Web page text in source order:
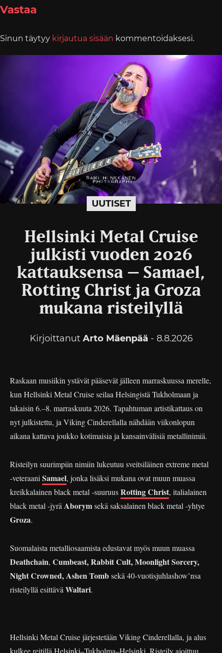
Vastaa
Sinun täytyy kirjautua sisään kommentoidaksesi.
UUTISET
Hellsinki Metal Cruise
julkisti vuoden 2026
kattauksensa – Samael,
Rotting Christ ja Groza
mukana risteilyllä
Kirjoittanut Arto Mäenpää - 8.8.2026
Raskaan musiikin ystävät pääsevät jälleen marraskuussa merelle,
kun Hellsinki Metal Cruise seilaa Helsingistä Tukholmaan ja
takaisin 6.–8. marraskuuta 2026. Tapahtuman artistikattaus on
nyt julkistettu, ja Viking Cinderellalla nähdään viikonlopun
aikana kattava joukko kotimaisia ja kansainvälisiä metallinimiä.
Risteilyn suurimpiin nimiin lukeutuu sveitsiläinen extreme metal
-veteraani Samael, jonka lisäksi mukana ovat muun muassa
kreikkalainen black metal -suuruusRotting Christ, italialainen
black metal -jyrä Aborymsekä saksalainen black metal -yhtye
Groza.
Suomalaista metalliosaamista edustavat myös muun muassa
Deathchain, Cumbeast, Rabbit Cult, Moonlight Sorcery,
Night Crowned, Ashen Tombsekä 40-vuotisjuhlashow’nsa
risteilyllä esittävä Waltari.
Hellsinki Metal Cruise järjestetään Viking Cinderellalla, ja alus
kulkee reitillä Helsinki–Tukholma–Helsinki. Risteily ajoittuu